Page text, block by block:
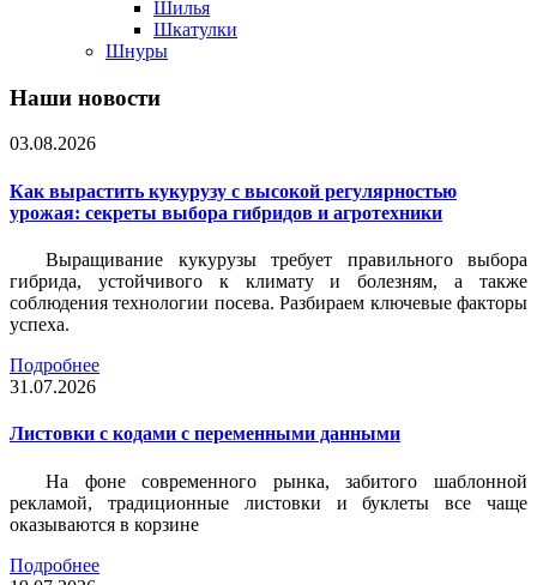
Шилья
Шкатулки
Шнуры
Наши новости
03.08.2026
Как вырастить кукурузу с высокой регулярностью
урожая: секреты выбора гибридов и агротехники
Выращивание кукурузы требует правильного выбора
гибрида, устойчивого к климату и болезням, а также
соблюдения технологии посева. Разбираем ключевые факторы
успеха.
Подробнее
31.07.2026
Листовки c кодами с переменными данными
На фоне современного рынка, забитого шаблонной
рекламой, традиционные листовки и буклеты все чаще
оказываются в корзине
Подробнее